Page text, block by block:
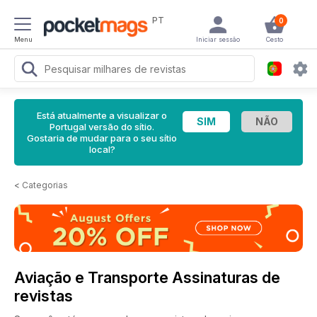
Menu
PT 0
Cesto
Iniciar sessão
Está atualmente a visualizar o
Portugal versão do sítio.
Gostaria de mudar para o seu sítio
local?
< Categorias
Aviação e Transporte Assinaturas de
revistas